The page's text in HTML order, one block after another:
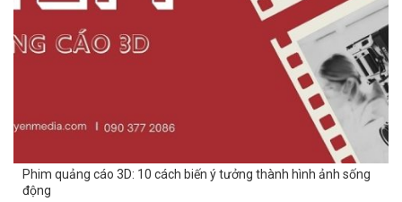
Phim quảng cáo 3D: 10 cách biến ý tưởng thành hình ảnh sống
động